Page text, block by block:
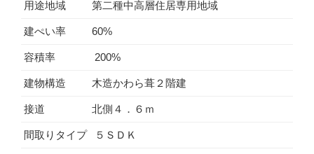
用途地域 第二種中高層住居専用地域
建ぺい率 60%
容積率 200%
建物構造 木造かわら葺２階建
接道 北側４．６ｍ
間取りタイプ ５ＳＤＫ